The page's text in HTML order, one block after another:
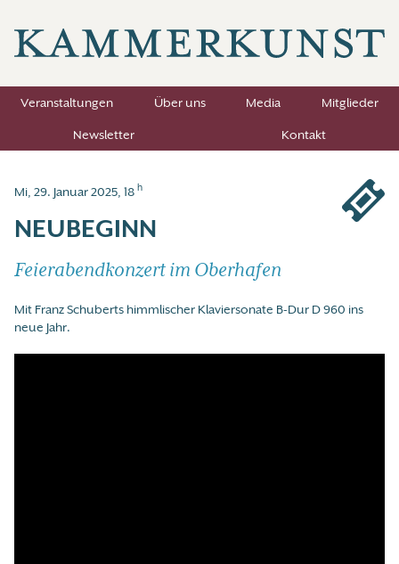
Veranstaltungen Über uns Media
Mitglieder
Newsletter
Kontakt
Mi, 29. Januar 2025, 18 h
NEUBEGINN
Feierabendkonzert im Oberhafen
Mit Franz Schuberts himmlischer Klaviersonate B-Dur D 960 ins
neue Jahr.